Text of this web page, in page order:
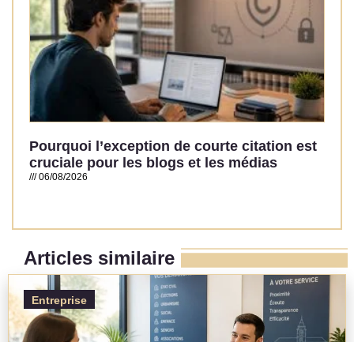
Pourquoi l’exception de courte citation est
cruciale pour les blogs et les médias
06/08/2026
Articles similaire
Entreprise